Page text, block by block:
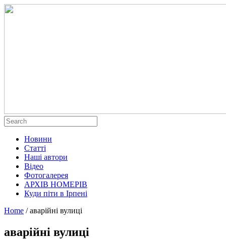
Новини
Статті
Наші автори
Відео
Фотогалерея
АРХІВ НОМЕРІВ
Куди піти в Ірпені
Home / аварійні вулиці
аварійні вулиці